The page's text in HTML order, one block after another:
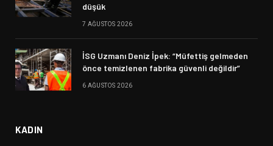
düşük
7 AĞUSTOS 2026
İSG Uzmanı Deniz İpek: “Müfettiş gelmeden
önce temizlenen fabrika güvenli değildir”
6 AĞUSTOS 2026
KADIN